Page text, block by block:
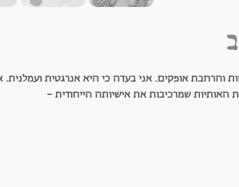
והרחבת אופקים. אני בעדה כי היא אנרגטית ועמלנית.
האותיות שמרכיבות את אישיותה הייחודית -